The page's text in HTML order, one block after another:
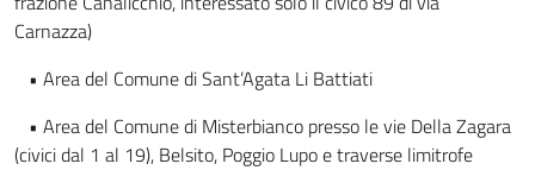
Carnazza)
• Area del Comune di Sant’Agata Li Battiati
• Area del Comune di Misterbianco presso le vie Della Zagara
(civici dal 1 al 19), Belsito, Poggio Lupo e traverse limitrofe